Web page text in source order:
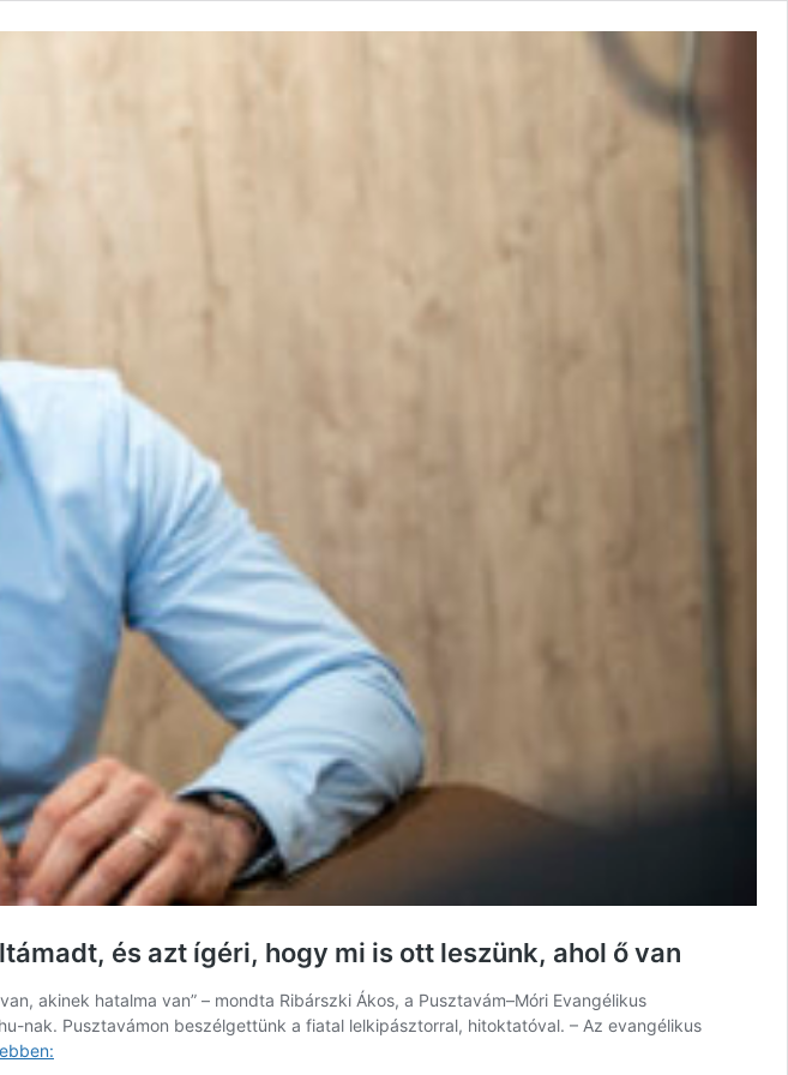
és azt ígéri, hogy mi is ott leszünk, ahol ő van
akinek hatalma van” – mondta Ribárszki Ákos, a Pusztavám–Móri Evangélikus
nak. Pusztavámon beszélgettünk a fiatal lelkipásztorral, hitoktatóval. – Az evangélikus